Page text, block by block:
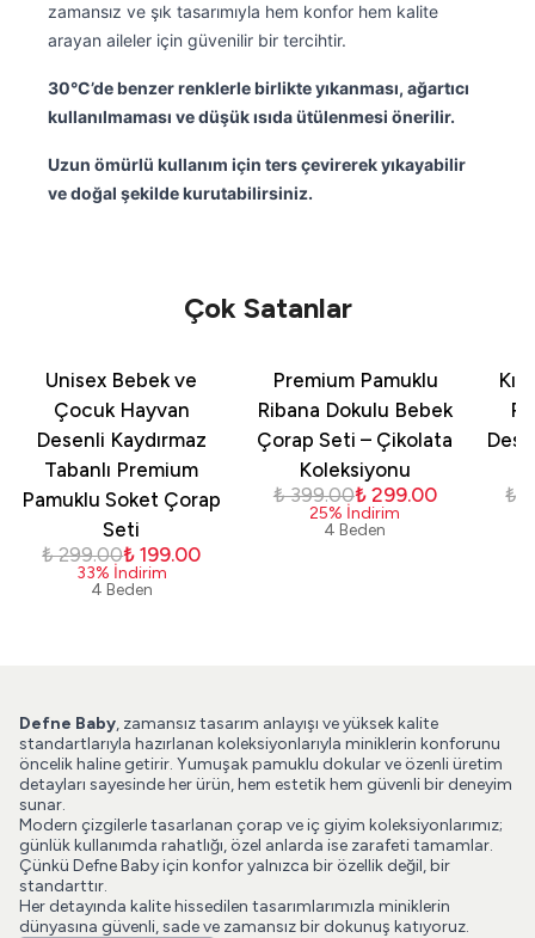
zamansız ve şık tasarımıyla hem konfor hem kalite
arayan aileler için güvenilir bir tercihtir.
30°C’de benzer renklerle birlikte yıkanması, ağartıcı
kullanılmaması ve düşük ısıda ütülenmesi önerilir.
Uzun ömürlü kullanım için ters çevirerek yıkayabilir
ve doğal şekilde kurutabilirsiniz.
Çok Satanlar
Unisex Bebek ve
Çocuk Hayvan
Desenli Kaydırmaz
Tabanlı Premium
Pamuklu Soket Çorap
Seti
₺ 299.00₺ 199.00
33% İndirim
4 Beden
Premium Pamuklu
Ribana Dokulu Bebek
Çorap Seti – Çikolata
Koleksiyonu
₺ 399.00₺ 299.00
25% İndirim
4 Beden
₺
Defne Baby, zamansız tasarım anlayışı ve yüksek kalite
standartlarıyla hazırlanan koleksiyonlarıyla miniklerin konforunu
öncelik haline getirir. Yumuşak pamuklu dokular ve özenli üretim
detayları sayesinde her ürün, hem estetik hem güvenli bir deneyim
sunar.
Modern çizgilerle tasarlanan çorap ve iç giyim koleksiyonlarımız;
günlük kullanımda rahatlığı, özel anlarda ise zarafeti tamamlar.
Çünkü Defne Baby için konfor yalnızca bir özellik değil, bir
standarttır.
Her detayında kalite hissedilen tasarımlarımızla miniklerin
dünyasına güvenli, sade ve zamansız bir dokunuş katıyoruz.